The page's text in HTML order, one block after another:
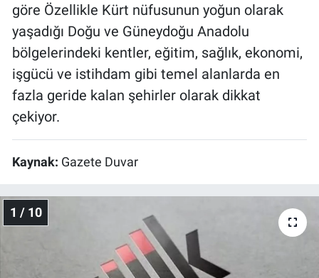
göre Özellikle Kürt nüfusunun yoğun olarak
yaşadığı Doğu ve Güneydoğu Anadolu
bölgelerindeki kentler, eğitim, sağlık, ekonomi,
işgücü ve istihdam gibi temel alanlarda en
fazla geride kalan şehirler olarak dikkat
çekiyor.
Kaynak: Gazete Duvar
1 / 10